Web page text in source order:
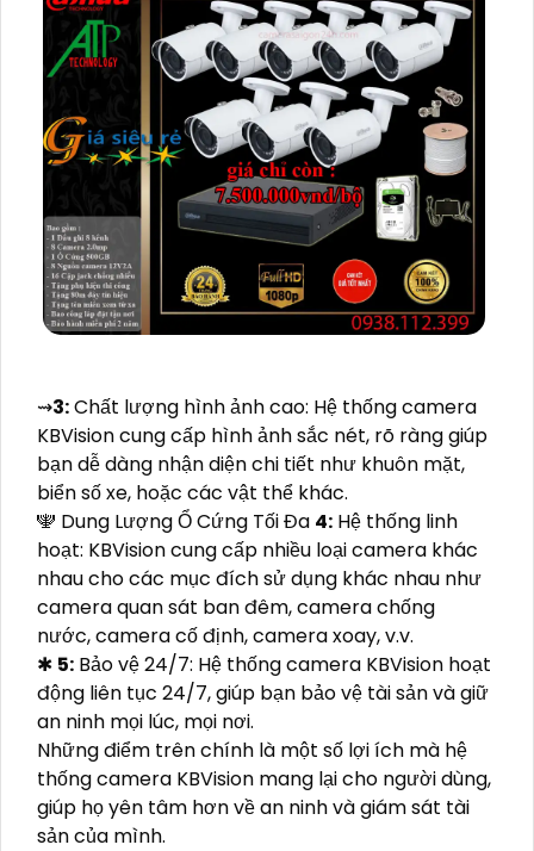
⇝3:Chất lượng hình ảnh cao: Hệ thống camera
KBVision cung cấp hình ảnh sắc nét, rõ ràng giúp
bạn dễ dàng nhận diện chi tiết như khuôn mặt,
biển số xe, hoặc các vật thể khác.
🕎 Dung Lượng Ổ Cứng Tối Đa 4: Hệ thống linh
hoạt: KBVision cung cấp nhiều loại camera khác
nhau cho các mục đích sử dụng khác nhau như
camera quan sát ban đêm, camera chống
nước, camera cố định, camera xoay, v.v.
✱ 5: Bảo vệ 24/7: Hệ thống camera KBVision hoạt
động liên tục 24/7, giúp bạn bảo vệ tài sản và giữ
an ninh mọi lúc, mọi nơi.
Những điểm trên chính là một số lợi ích mà hệ
thống camera KBVision mang lại cho người dùng,
giúp họ yên tâm hơn về an ninh và giám sát tài
sản của mình.